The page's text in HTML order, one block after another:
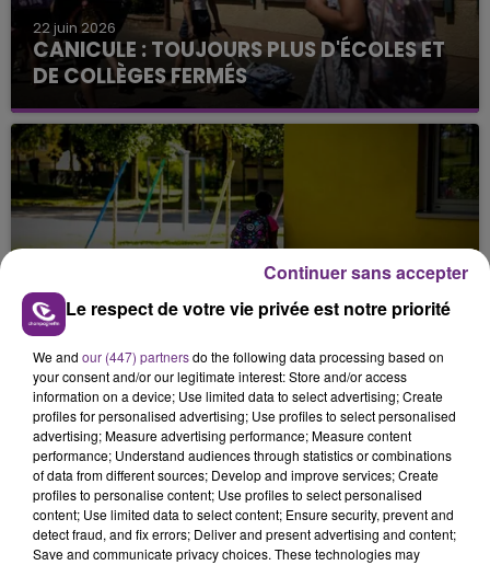
22 juin 2026
CANICULE : TOUJOURS PLUS D'ÉCOLES ET
DE COLLÈGES FERMÉS
21 juin 2026
CANICULE : UNE CINQUANTAINE D'ÉCOLES
ET COLLÈGES FERMÉS LUNDI
Le respect de votre vie privée est notre priorité
We and our (447) partnersdo the following data processing based on
your consent and/or our legitimate interest: Store and/or access
information on a device; Use limited data to select advertising; Create
profiles for personalised advertising; Use profiles to select personalised
advertising; Measure advertising performance; Measure content
performance; Understand audiences through statistics or combinations
of data from different sources; Develop and improve services; Create
profiles to personalise content; Use profiles to select personalised
content; Use limited data to select content; Ensure security, prevent and
detect fraud, and fix errors; Deliver and present advertising and content;
Save and communicate privacy choices. These technologies may
Continuer sans accepter